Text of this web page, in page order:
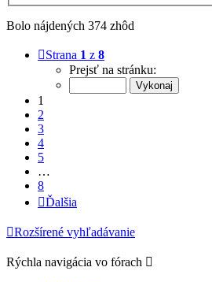
Bolo nájdených 374 zhôd
Strana 1 z 8
Prejsť na stránku:
1
2
3
4
5
…
8
Ďalšia
Rozšírené vyhľadávanie
Rýchla navigácia vo fórach